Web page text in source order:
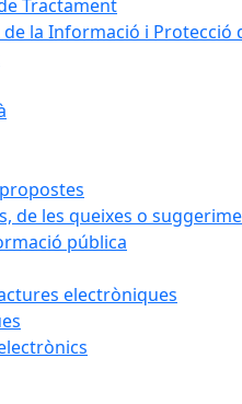
Tractament
la Informació i Protecció
de les queixes o
pública
electròniques